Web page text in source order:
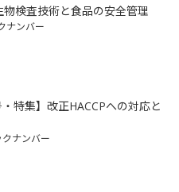
検査技術と食品の安全管理
ナンバー
・特集】改正HACCPへの対応と
クナンバー